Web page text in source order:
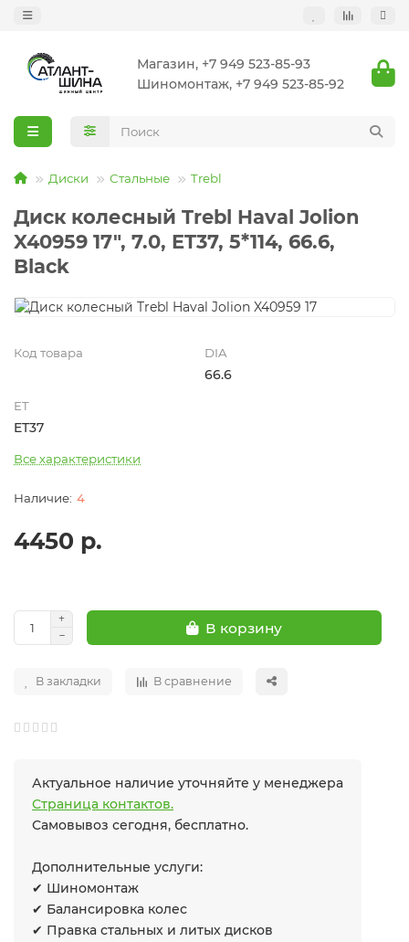
Магазин, +7 949 523-85-93
Шиномонтаж, +7 949 523-85-92
Диски Стальные Trebl
Диск колесный Trebl Haval Jolion
X40959 17", 7.0, ET37, 5*114, 66.6,
Black
Код товара DIA
66.6
ET
ET37
Все характеристики
4
4450 р.
В корзину
В закладки В сравнение
Актуальное наличие уточняйте у менеджера
Страница контактов.
Самовывоз сегодня, бесплатно.
Дополнительные услуги:
✔ Шиномонтаж
✔ Балансировка колес
✔ Правка стальных и литых дисков